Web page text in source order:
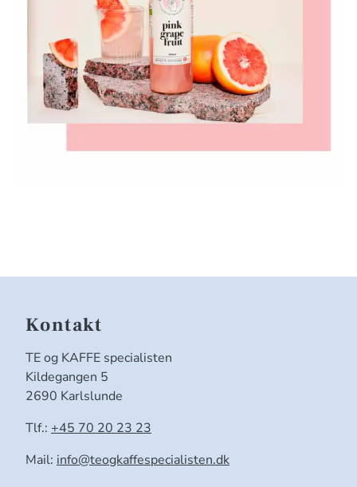
Kontakt
TE og KAFFE specialisten
Kildegangen 5
2690 Karlslunde
Tlf.: +45 70 20 23 23
Mail: info@teogkaffespecialisten.dk